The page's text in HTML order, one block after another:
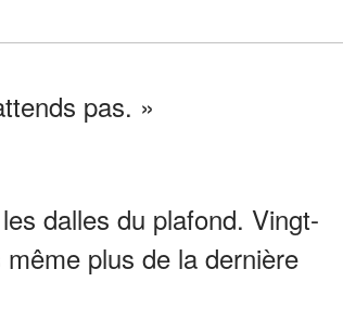
pas. »
dalles du plafond. Vingt-
plus de la dernière